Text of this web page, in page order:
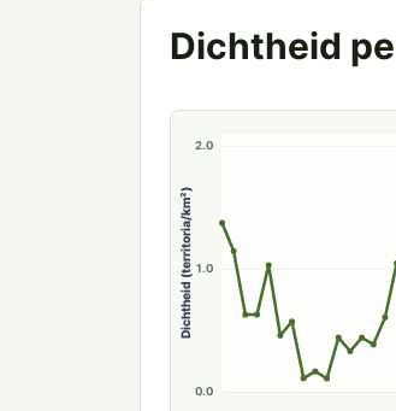
Dichtheid
0.0
1.0
2.0
Dichtheid (territoria/km²)